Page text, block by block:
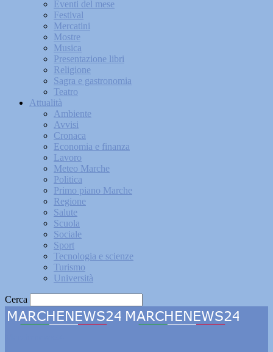
Eventi del mese
Festival
Mercatini
Mostre
Musica
Presentazione libri
Religione
Sagra e gastronomia
Teatro
Attualità
Ambiente
Avvisi
Cronaca
Economia e finanza
Lavoro
Meteo Marche
Politica
Primo piano Marche
Regione
Salute
Scuola
Sociale
Sport
Tecnologia e scienze
Turismo
Università
Cerca